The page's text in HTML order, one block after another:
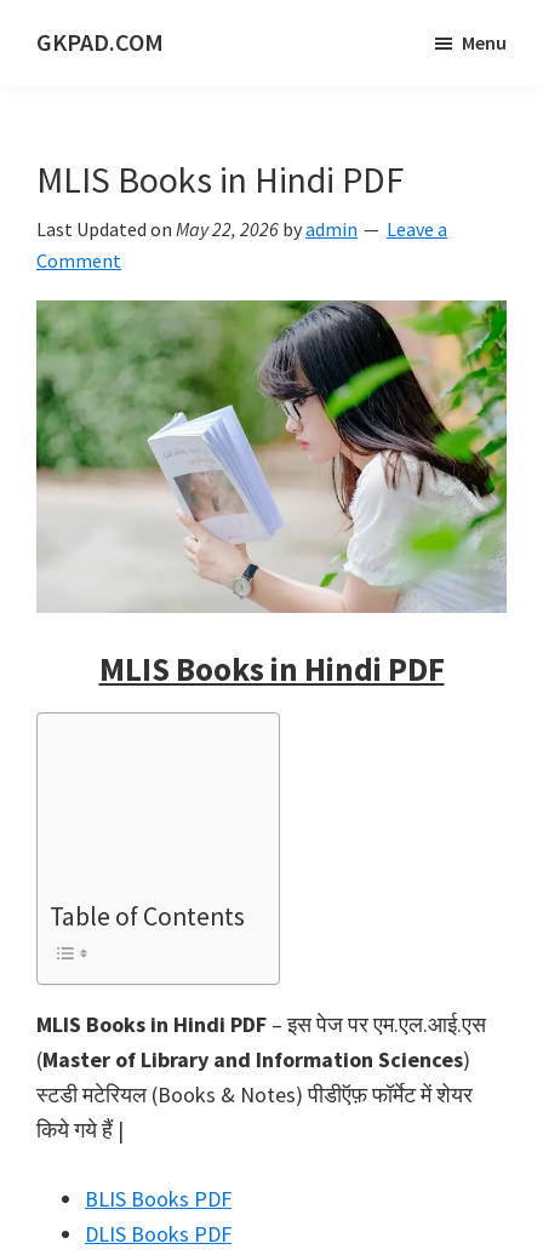
GKPAD.COM
PORTAL
Menu
MLIS Books in Hindi PDF
Last Updated on May 22, 2026 byadmin
Leave a
Comment
MLIS Books in Hindi PDF
Table of Contents
MLIS Books in Hindi PDF – इस पेज पर एम.एल.आई.एस
(Master of Library and Information Sciences)
स्टडी मटेरियल (Books & Notes) पीडीऍफ़ फॉर्मेट में शेयर
किये गये हैं |
BLIS Books PDF
DLIS Books PDF